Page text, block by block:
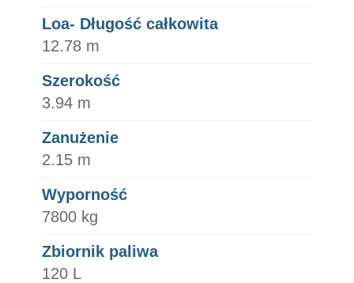
Loa- Długość całkowita
12.78 m
Szerokość
3.94 m
Zanużenie
2.15 m
Wyporność
7800 kg
Zbiornik paliwa
120 L